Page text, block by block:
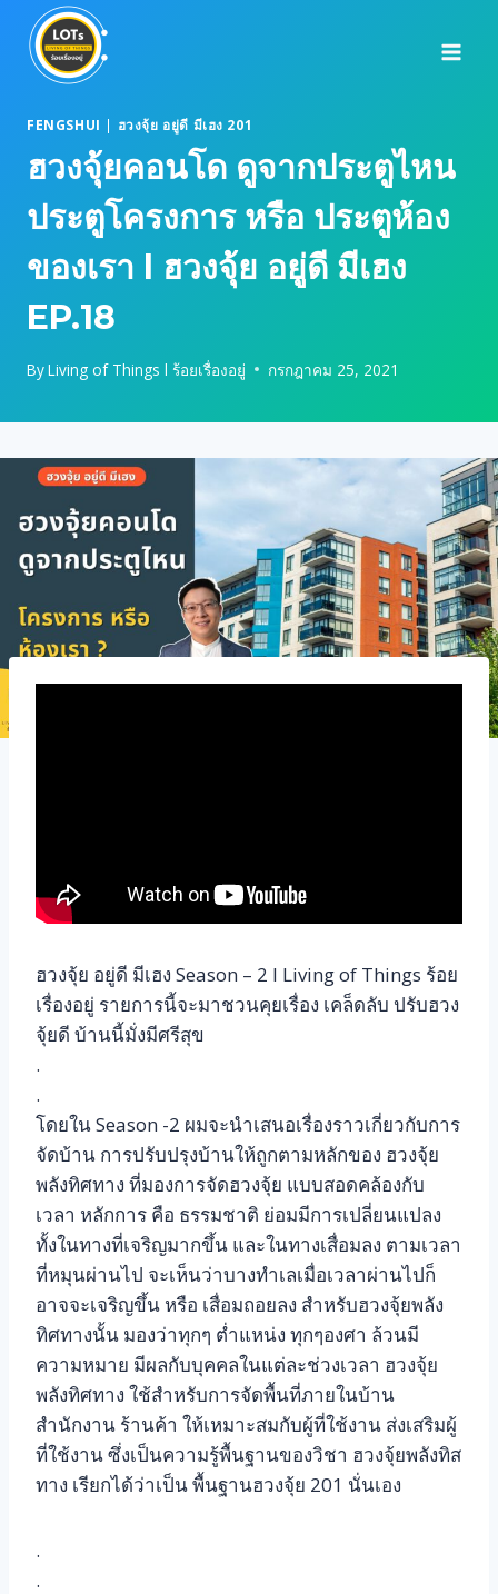
content
FENGSHUI | ฮวงจุ้ย อยู่ดี มีเฮง 201
ฮวงจุ้ยคอนโด ดูจากประตูไหน
ประตูโครงการ หรือ ประตูห้อง
ของเรา l ฮวงจุ้ย อยู่ดี มีเฮง
EP.18
ByLiving of Things l ร้อยเรื่องอยู่ กรกฎาคม 25, 2021
ฮวงจุ้ย อยู่ดี มีเฮง Season – 2 l Living of Things ร้อย
เรื่องอยู่ รายการนี้จะมาชวนคุยเรื่อง เคล็ดลับ ปรับฮวง
จุ้ยดี บ้านนี้มั่งมีศรีสุข
.
.
โดยใน Season -2 ผมจะนำเสนอเรื่องราวเกี่ยวกับการ
จัดบ้าน การปรับปรุงบ้านให้ถูกตามหลักของ ฮวงจุ้ย
พลังทิศทาง ที่มองการจัดฮวงจุ้ย แบบสอดคล้องกับ
เวลา หลักการ คือ ธรรมชาติ ย่อมมีการเปลี่ยนแปลง
ทั้งในทางที่เจริญมากขึ้น และในทางเสื่อมลง ตามเวลา
ที่หมุนผ่านไป จะเห็นว่าบางทำเลเมื่อเวลาผ่านไปก็
อาจจะเจริญขึ้น หรือ เสื่อมถอยลง สำหรับฮวงจุ้ยพลัง
ทิศทางนั้น มองว่าทุกๆ ต่ำแหน่ง ทุกๆองศา ล้วนมี
ความหมาย มีผลกับบุคคลในแต่ละช่วงเวลา ฮวงจุ้ย
พลังทิศทาง ใช้สำหรับการจัดพื้นที่ภายในบ้าน
สำนักงาน ร้านค้า ให้เหมาะสมกับผู้ที่ใช้งาน ส่งเสริมผู้
ที่ใช้งาน ซึ่งเป็นความรู้พื้นฐานของวิชา ฮวงจุ้ยพลังทิส
ทาง เรียกได้ว่าเป็น พื้นฐานฮวงจุ้ย 201 นั่นเอง
.
.